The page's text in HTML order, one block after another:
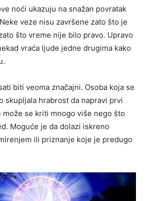
noći ukazuju na snažan povratak
veze nisu završene zato što je
što vreme nije bilo pravo. Upravo
vraća ljude jedne drugima kako
biti veoma značajni. Osoba koja se
skupljala hrabrost da napravi prvi
može se kriti mnogo više nego što
Moguće je da dolazi iskreno
ili priznanje koje je predugo